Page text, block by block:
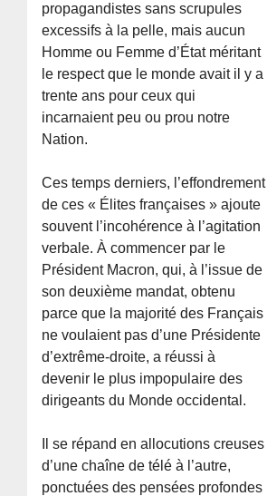
propagandistes sans scrupules
excessifs à la pelle, mais aucun
Homme ou Femme d’État méritant
le respect que le monde avait il y a
trente ans pour ceux qui
incarnaient peu ou prou notre
Nation.
Ces temps derniers, l’effondrement
de ces « Élites françaises » ajoute
souvent l’incohérence à l’agitation
verbale. À commencer par le
Président Macron, qui, à l’issue de
son deuxième mandat, obtenu
parce que la majorité des Français
ne voulaient pas d’une Présidente
d’extrême-droite, a réussi à
devenir le plus impopulaire des
dirigeants du Monde occidental.
Il se répand en allocutions creuses
d’une chaîne de télé à l’autre,
ponctuées des pensées profondes